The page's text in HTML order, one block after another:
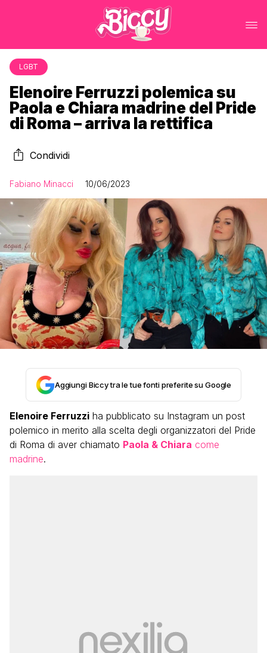
LGBT
Elenoire Ferruzzi polemica su
Paola e Chiara madrine del Pride
di Roma – arriva la rettifica
Condividi
Fabiano Minacci 10/06/2023
Aggiungi Biccy tra le tue fonti preferite su Google
Elenoire Ferruzzi ha pubblicato su Instagram un post
polemico in merito alla scelta degli organizzatori del Pride
di Roma di aver chiamato Paola & Chiara come
madrine.